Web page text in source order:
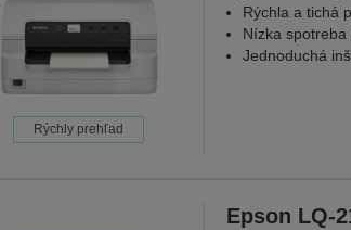
Rýchly prehľad
Rýchla a tichá
Nízka spotreba
Jednoduchá
Epson LQ-